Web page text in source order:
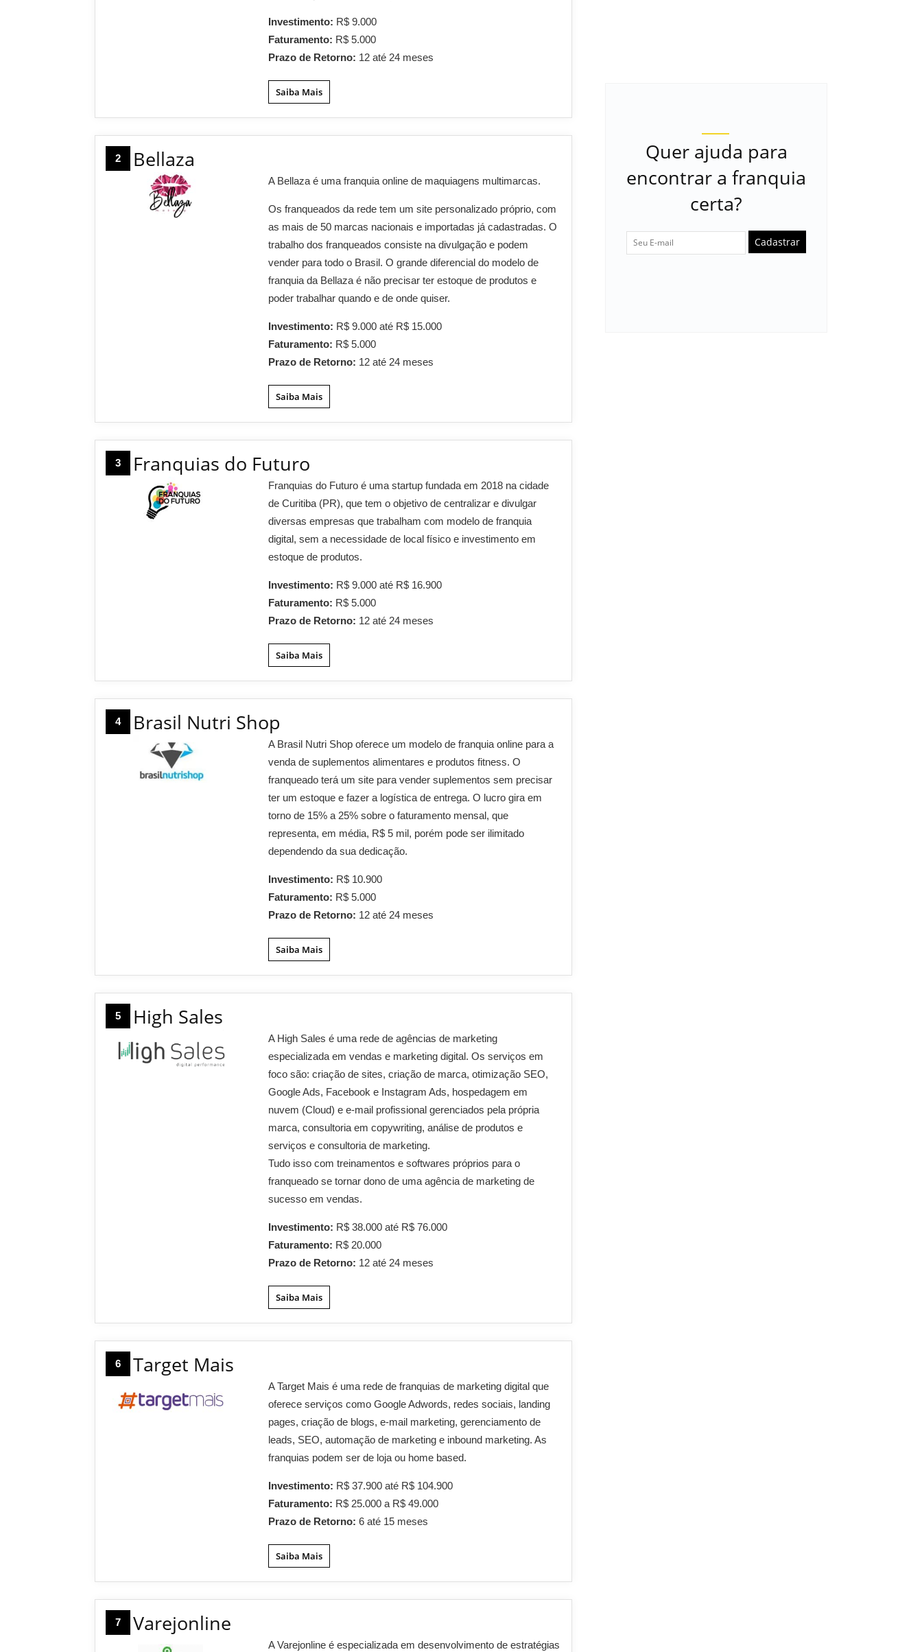
Investimento: R$ 9.000
Faturamento: R$ 5.000
Prazo de Retorno: 12 até 24 meses
Saiba Mais
2 Bellaza
A Bellaza é uma franquia online de maquiagens multimarcas.
Os franqueados da rede tem um site personalizado próprio, com
as mais de 50 marcas nacionais e importadas já cadastradas. O
trabalho dos franqueados consiste na divulgação e podem
vender para todo o Brasil. O grande diferencial do modelo de
franquia da Bellaza é não precisar ter estoque de produtos e
poder trabalhar quando e de onde quiser.
Investimento: R$ 9.000 até R$ 15.000
Faturamento: R$ 5.000
Prazo de Retorno: 12 até 24 meses
Saiba Mais
3 Franquias do Futuro
Franquias do Futuro é uma startup fundada em 2018 na cidade
de Curitiba (PR), que tem o objetivo de centralizar e divulgar
diversas empresas que trabalham com modelo de franquia
digital, sem a necessidade de local físico e investimento em
estoque de produtos.
Investimento: R$ 9.000 até R$ 16.900
Faturamento: R$ 5.000
Prazo de Retorno: 12 até 24 meses
Saiba Mais
4 Brasil Nutri Shop
A Brasil Nutri Shop oferece um modelo de franquia online para a
venda de suplementos alimentares e produtos fitness. O
franqueado terá um site para vender suplementos sem precisar
ter um estoque e fazer a logística de entrega. O lucro gira em
torno de 15% a 25% sobre o faturamento mensal, que
representa, em média, R$ 5 mil, porém pode ser ilimitado
dependendo da sua dedicação.
Investimento: R$ 10.900
Faturamento: R$ 5.000
Prazo de Retorno: 12 até 24 meses
Saiba Mais
5 High Sales
A High Sales é uma rede de agências de marketing
especializada em vendas e marketing digital. Os serviços em
foco são: criação de sites, criação de marca, otimização SEO,
Google Ads, Facebook e Instagram Ads, hospedagem em
nuvem (Cloud) e e-mail profissional gerenciados pela própria
marca, consultoria em copywriting, análise de produtos e
serviços e consultoria de marketing.
Tudo isso com treinamentos e softwares próprios para o
franqueado se tornar dono de uma agência de marketing de
sucesso em vendas.
Investimento: R$ 38.000 até R$ 76.000
Faturamento: R$ 20.000
Prazo de Retorno: 12 até 24 meses
Saiba Mais
6 Target Mais
A Target Mais é uma rede de franquias de marketing digital que
oferece serviços como Google Adwords, redes sociais, landing
pages, criação de blogs, e-mail marketing, gerenciamento de
leads, SEO, automação de marketing e inbound marketing. As
franquias podem ser de loja ou home based.
Investimento: R$ 37.900 até R$ 104.900
Faturamento: R$ 25.000 a R$ 49.000
Prazo de Retorno:6 até 15 meses
Saiba Mais
7 Varejonline
A Varejonline é especializada em desenvolvimento de estratégias
Quer ajuda para
encontrar a franquia
certa?
Cadastrar